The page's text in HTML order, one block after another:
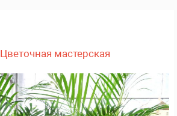
Цветочная мастерская